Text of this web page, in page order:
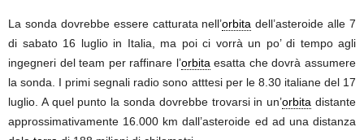
La sonda dovrebbe essere catturata nell’orbita dell’asteroide alle 7
di sabato 16 luglio in Italia, ma poi ci vorrà un po’ di tempo agli
ingegneri del team per raffinare l’orbita esatta che dovrà assumere
la sonda. I primi segnali radio sono atttesi per le 8.30 italiane del 17
luglio. A quel punto la sonda dovrebbe trovarsi in un’orbita distante
approssimativamente 16.000 km dall’asteroide ed ad una distanza